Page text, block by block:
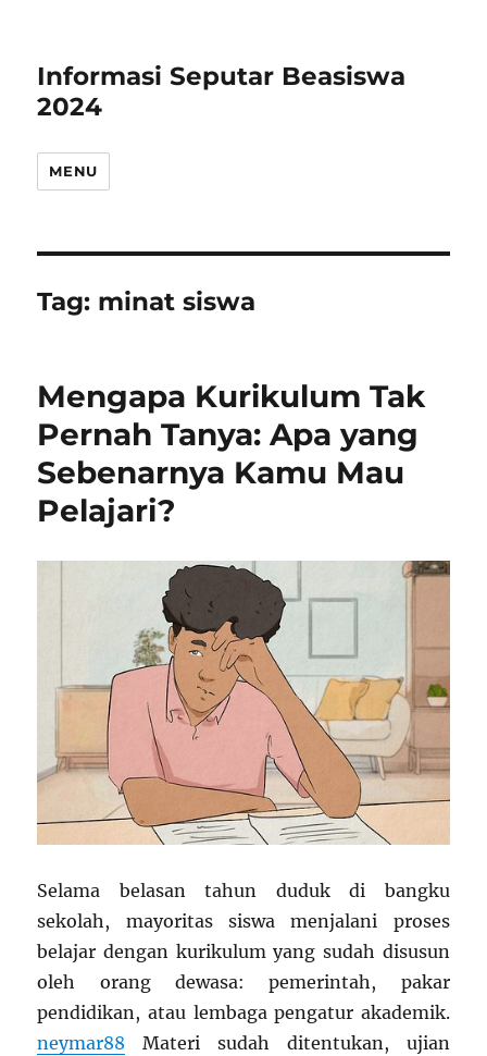
Informasi Seputar Beasiswa
2024
MENU
Tag: minat siswa
Mengapa Kurikulum Tak
Pernah Tanya: Apa yang
Sebenarnya Kamu Mau
Pelajari?
Selama belasan tahun duduk di bangku
sekolah, mayoritas siswa menjalani proses
belajar dengan kurikulum yang sudah disusun
oleh orang dewasa: pemerintah, pakar
pendidikan, atau lembaga pengatur akademik.
neymar88 Materi sudah ditentukan, ujian